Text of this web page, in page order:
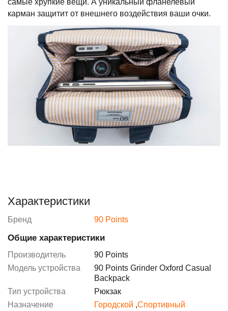
карман защитит от внешнего воздействия ваши очки.
Характеристики
Бренд 90 Points
Общие характеристики
Производитель
90 Points
Модель устройства
90 Points Grinder Oxford Casual
Backpack
Тип устройства
Рюкзак
Назначение
Городской ,Спортивный